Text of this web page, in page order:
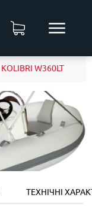
KOLIBRI W360LT
ТЕХНІЧНІ